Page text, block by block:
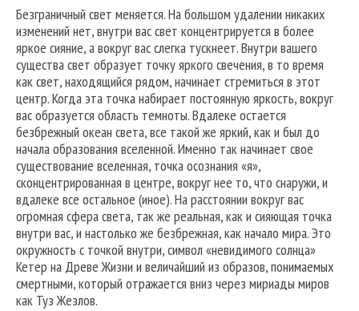
Безграничный свет меняется. На большом удалении никаких
изменений нет, внутри вас свет концентрируется в более
яркое сияние, а вокруг вас слегка тускнеет. Внутри вашего
существа свет образует точку яркого свечения, в то время
как свет, находящийся рядом, начинает стремиться в этот
центр. Когда эта точка набирает постоянную яркость, вокруг
вас образуется область темноты. Вдалеке остается
безбрежный океан света, все такой же яркий, как и был до
начала образования вселенной. Именно так начинает свое
существование вселенная, точка осознания «я»,
сконцентрированная в центре, вокруг нее то, что снаружи, и
вдалеке все остальное (иное). На расстоянии вокруг вас
огромная сфера света, так же реальная, как и сияющая точка
внутри вас, и настолько же безбрежная, как начало мира. Это
окружность с точкой внутри, символ «невидимого солнца»
Кетер на Древе Жизни и величайший из образов, понимаемых
смертными, который отражается вниз через мириады миров
как Туз Жезлов.